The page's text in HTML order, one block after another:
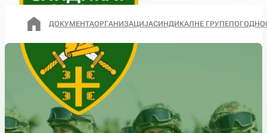
ДОКУМЕНТАОРГАНИЗАЦИЈАСИНДИКАЛНЕ ГРУПЕ